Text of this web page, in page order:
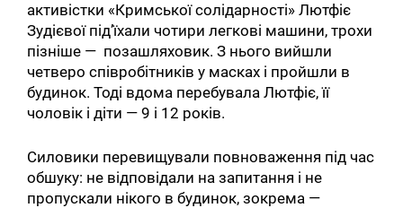
активістки «Кримської солідарності» Лютфіє
Зудієвої під’їхали чотири легкові машини, трохи
пізніше — позашляховик. З нього вийшли
четверо співробітників у масках і пройшли в
будинок. Тоді вдома перебувала Лютфіє, її
чоловік і діти — 9 і 12 років.
Силовики перевищували повноваження під час
обшуку: не відповідали на запитання і не
пропускали нікого в будинок, зокрема —